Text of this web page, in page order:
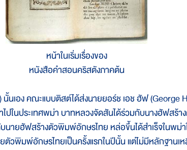
หน้าในเริ่มเรื่องของ
หนังสือคำสอนคริสตังภาคต้น
คณะแบบติสต์ได้ส่งนายยอร์ช เอช ฮัฟ (George H.
ในประเทศพม่า บาทหลวงจัดสันได้ร่วมกับนางฮัฟสร้
นายฮัฟสร้างตัวพิมพ์อักษรไทย หล่อขึ้นได้สำเร็จในพ
พิมพ์อักษรไทยเป็นครั้งแรกในปีนั้น แต่ไม่มีหลักฐานเห